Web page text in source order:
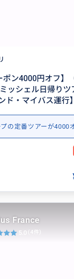
ポン4000円オフ】
ッシェル日帰りツ
ド・マイバス運行
の定番ツアーが4000
France
5.0 (4件)